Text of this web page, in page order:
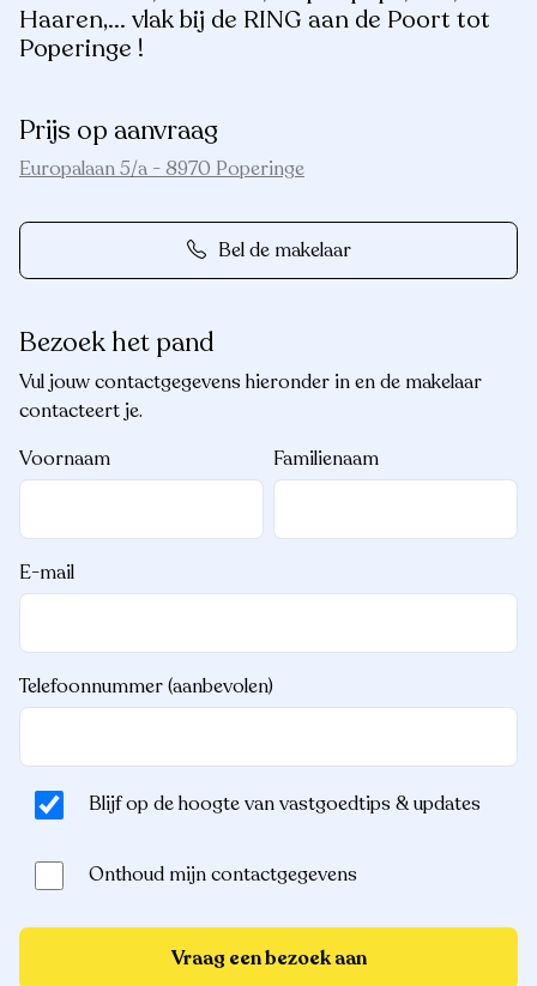
Haaren,... vlak bij de RING aan de Poort tot
Poperinge !
Prijs op aanvraag
Europalaan 5/a - 8970 Poperinge
Bel de makelaar
Bezoek het pand
Vul jouw contactgegevens hieronder in en de makelaar
contacteert je.
Voornaam
Familienaam
E-mail
Telefoonnummer (aanbevolen)
Blijf op de hoogte van vastgoedtips & updates
Onthoud mijn contactgegevens
Vraag een bezoek aan